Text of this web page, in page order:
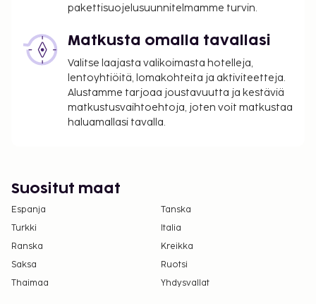
majoituspaikkaan.
avustajaeläimiä.
Autoa ei tarvita tähän majoituspaikkaan
pääsemiseksi.
Kaikki maksut voidaan maksaa käteisettömillä
maksutavoilla.
Sisäänkirjautumisen yhteydessä asiakkaiden on
vähintään 18-vuotiailta asiakkailta.
pakettisuojelusuunnitelmamme turvin.
Matkusta omalla tavallasi
Valitse laajasta valikoimasta hotelleja,
lentoyhtiöitä, lomakohteita ja aktiviteetteja.
Alustamme tarjoaa joustavuutta ja kestäviä
matkustusvaihtoehtoja, joten voit matkustaa
haluamallasi tavalla.
Suositut maat
Espanja
Tanska
Turkki
Italia
Ranska
Kreikka
Saksa
Ruotsi
Thaimaa
Yhdysvallat